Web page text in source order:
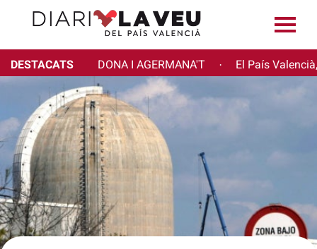
DESTACATS DONA I AGERMANA'T · El País